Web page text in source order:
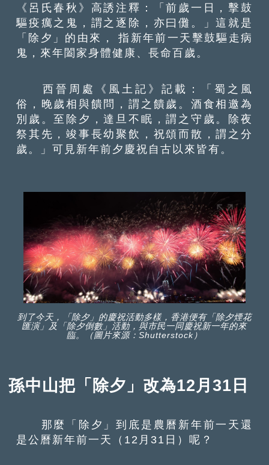
《呂氏春秋》高誘注釋：「前歲一日，擊鼓
驅疫癘之鬼，謂之逐除，亦曰儺。」這就是
「除夕」的由來， 指新年前一天擊鼓驅走病
鬼，來年闔家身體健康、長命百歲。
西晉周處《風土記》記載：「蜀之風
俗，晚歲相與饋問，謂之饋歲。酒食相邀為
別歲。至除夕，達旦不眠，謂之守歲。除夜
祭其先，竣事長幼聚飲，祝頌而散，謂之分
歲。」可見新年前夕慶祝自古以來皆有。
到了今天，「除夕」的慶祝活動多樣，香港便有「除夕煙花
匯演」及「除夕倒數」活動，與市民一同慶祝新一年的來
臨。（圖片來源：Shutterstock）
孫中山把「除夕」改為12月31日
那麼「除夕」到底是農曆新年前一天還
是公曆新年前一天（12月31日）呢？